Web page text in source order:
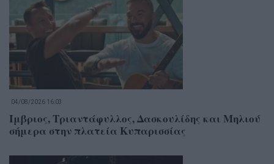
04/08/2026 16:03
Ίμβριος, Τριαντάφυλλος, Δασκουλίδης και Μηλιού
σήμερα στην πλατεία Κυπαρισσίας